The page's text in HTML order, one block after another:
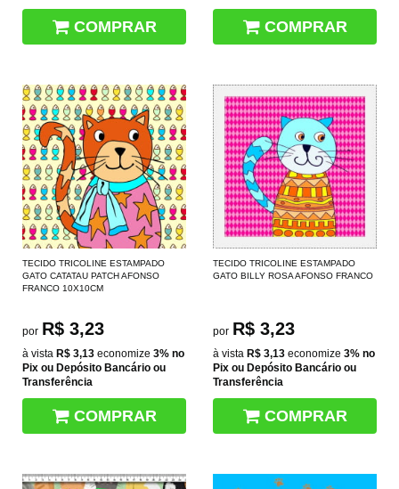
COMPRAR COMPRAR
TECIDO TRICOLINE ESTAMPADO
GATO CATATAU PATCH AFONSO
FRANCO 10X10CM
por R$ 3,23
à vista R$ 3,13 economize 3% no
Pix ou Depósito Bancário ou
Transferência
COMPRAR
TECIDO TRICOLINE ESTAMPADO
GATO BILLY ROSA AFONSO FRANCO
por R$ 3,23
à vista R$ 3,13 economize 3% no
Pix ou Depósito Bancário ou
Transferência
COMPRAR